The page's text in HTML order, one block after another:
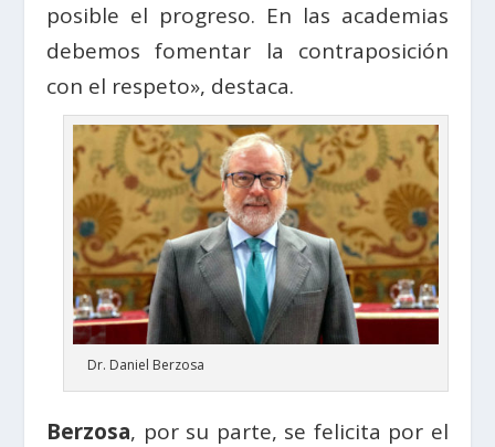
posible el progreso. En las academias
debemos fomentar la contraposición
con el respeto», destaca.
Dr. Daniel Berzosa
Berzosa, por su parte, se felicita por el